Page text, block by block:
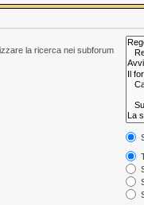
la ricerca nei subforum